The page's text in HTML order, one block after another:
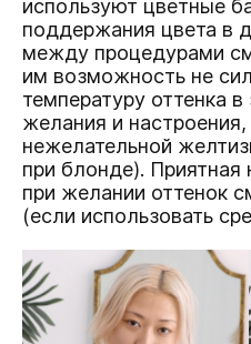
используют цветные
поддержания цвета в
между процедурами
им возможность не
температуру оттенка
желания и
нежелательной
при блонде). Приятная
при желании оттенок
(если использовать